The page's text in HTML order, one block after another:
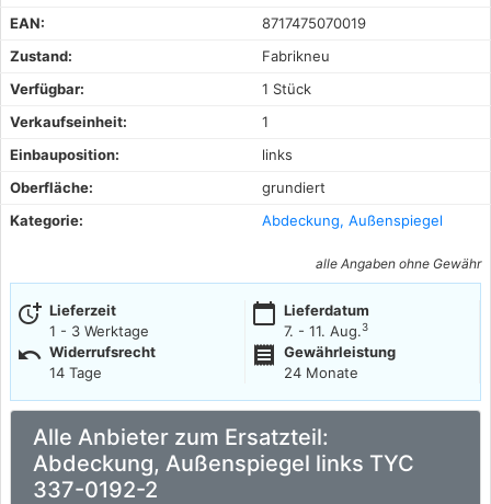
EAN:
8717475070019
Zustand:
Fabrikneu
Verfügbar:
1 Stück
Verkaufseinheit:
1
Einbauposition:
links
Oberfläche:
grundiert
Kategorie:
Abdeckung, Außenspiegel
alle Angaben ohne Gewähr
more_time Lieferzeit
1 - 3 Werktage
calendar_today Lieferdatum
7. - 11. Aug.3
undo Widerrufsrecht
14 Tage
receipt
Gewährleistung
24 Monate
Alle Anbieter zum Ersatzteil:
Abdeckung, Außenspiegel links TYC
337-0192-2